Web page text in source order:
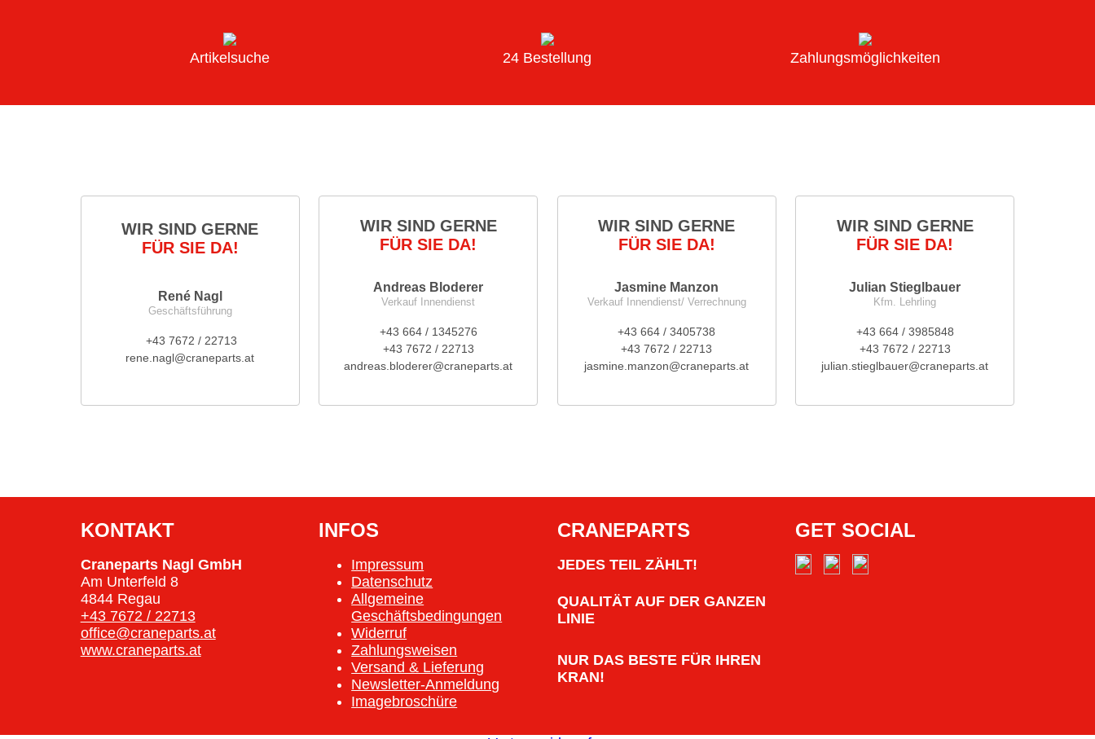
Artikelsuche 24 Bestellung Zahlungsmöglichkeiten
WIR SIND GERNE
FÜR SIE DA!
René Nagl
Geschäftsführung
+43 7672 / 22713
rene.nagl@craneparts.at
WIR SIND GERNE
FÜR SIE DA!
Andreas Bloderer
Verkauf Innendienst
+43 664 / 1345276
+43 7672 / 22713
andreas.bloderer@craneparts.at
WIR SIND GERNE
FÜR SIE DA!
Jasmine Manzon
Verkauf Innendienst/ Verrechnung
+43 664 / 3405738
+43 7672 / 22713
jasmine.manzon@craneparts.at
WIR SIND GERNE
FÜR SIE DA!
Julian Stieglbauer
Kfm. Lehrling
+43 664 / 3985848
+43 7672 / 22713
julian.stieglbauer@craneparts.at
KONTAKT
Craneparts Nagl GmbH
Am Unterfeld 8
4844 Regau
+43 7672 / 22713
office@craneparts.at
www.craneparts.at
INFOS
Impressum
Datenschutz
Allgemeine
Geschäftsbedingungen
Widerruf
Zahlungsweisen
Versand & Lieferung
Newsletter-Anmeldung
Imagebroschüre
CRANEPARTS
JEDES TEIL ZÄHLT!
QUALITÄT AUF DER GANZEN
LINIE
NUR DAS BESTE FÜR IHREN
KRAN!
GET SOCIAL